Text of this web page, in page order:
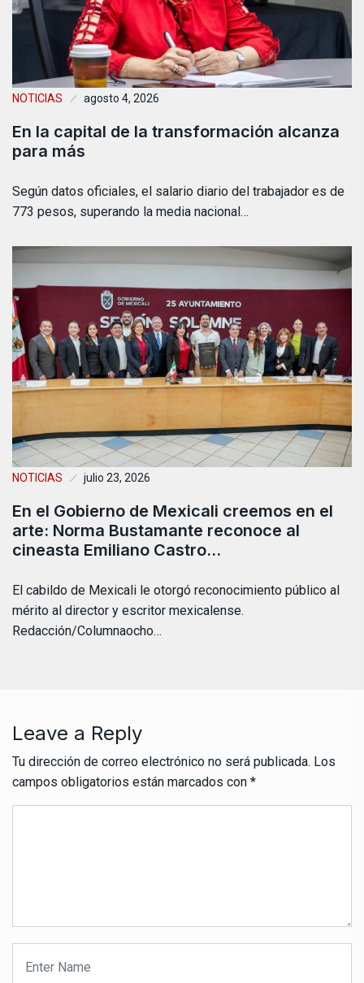
NOTICIAS agosto 4, 2026
En la capital de la transformación alcanza
para más
Según datos oficiales, el salario diario del trabajador es de
773 pesos, superando la media nacional…
NOTICIAS julio 23, 2026
En el Gobierno de Mexicali creemos en el
arte: Norma Bustamante reconoce al
cineasta Emiliano Castro…
El cabildo de Mexicali le otorgó reconocimiento público al
mérito al director y escritor mexicalense.
Redacción/Columnaocho…
Leave a Reply
Tu dirección de correo electrónico no será publicada. Los
campos obligatorios están marcados con *